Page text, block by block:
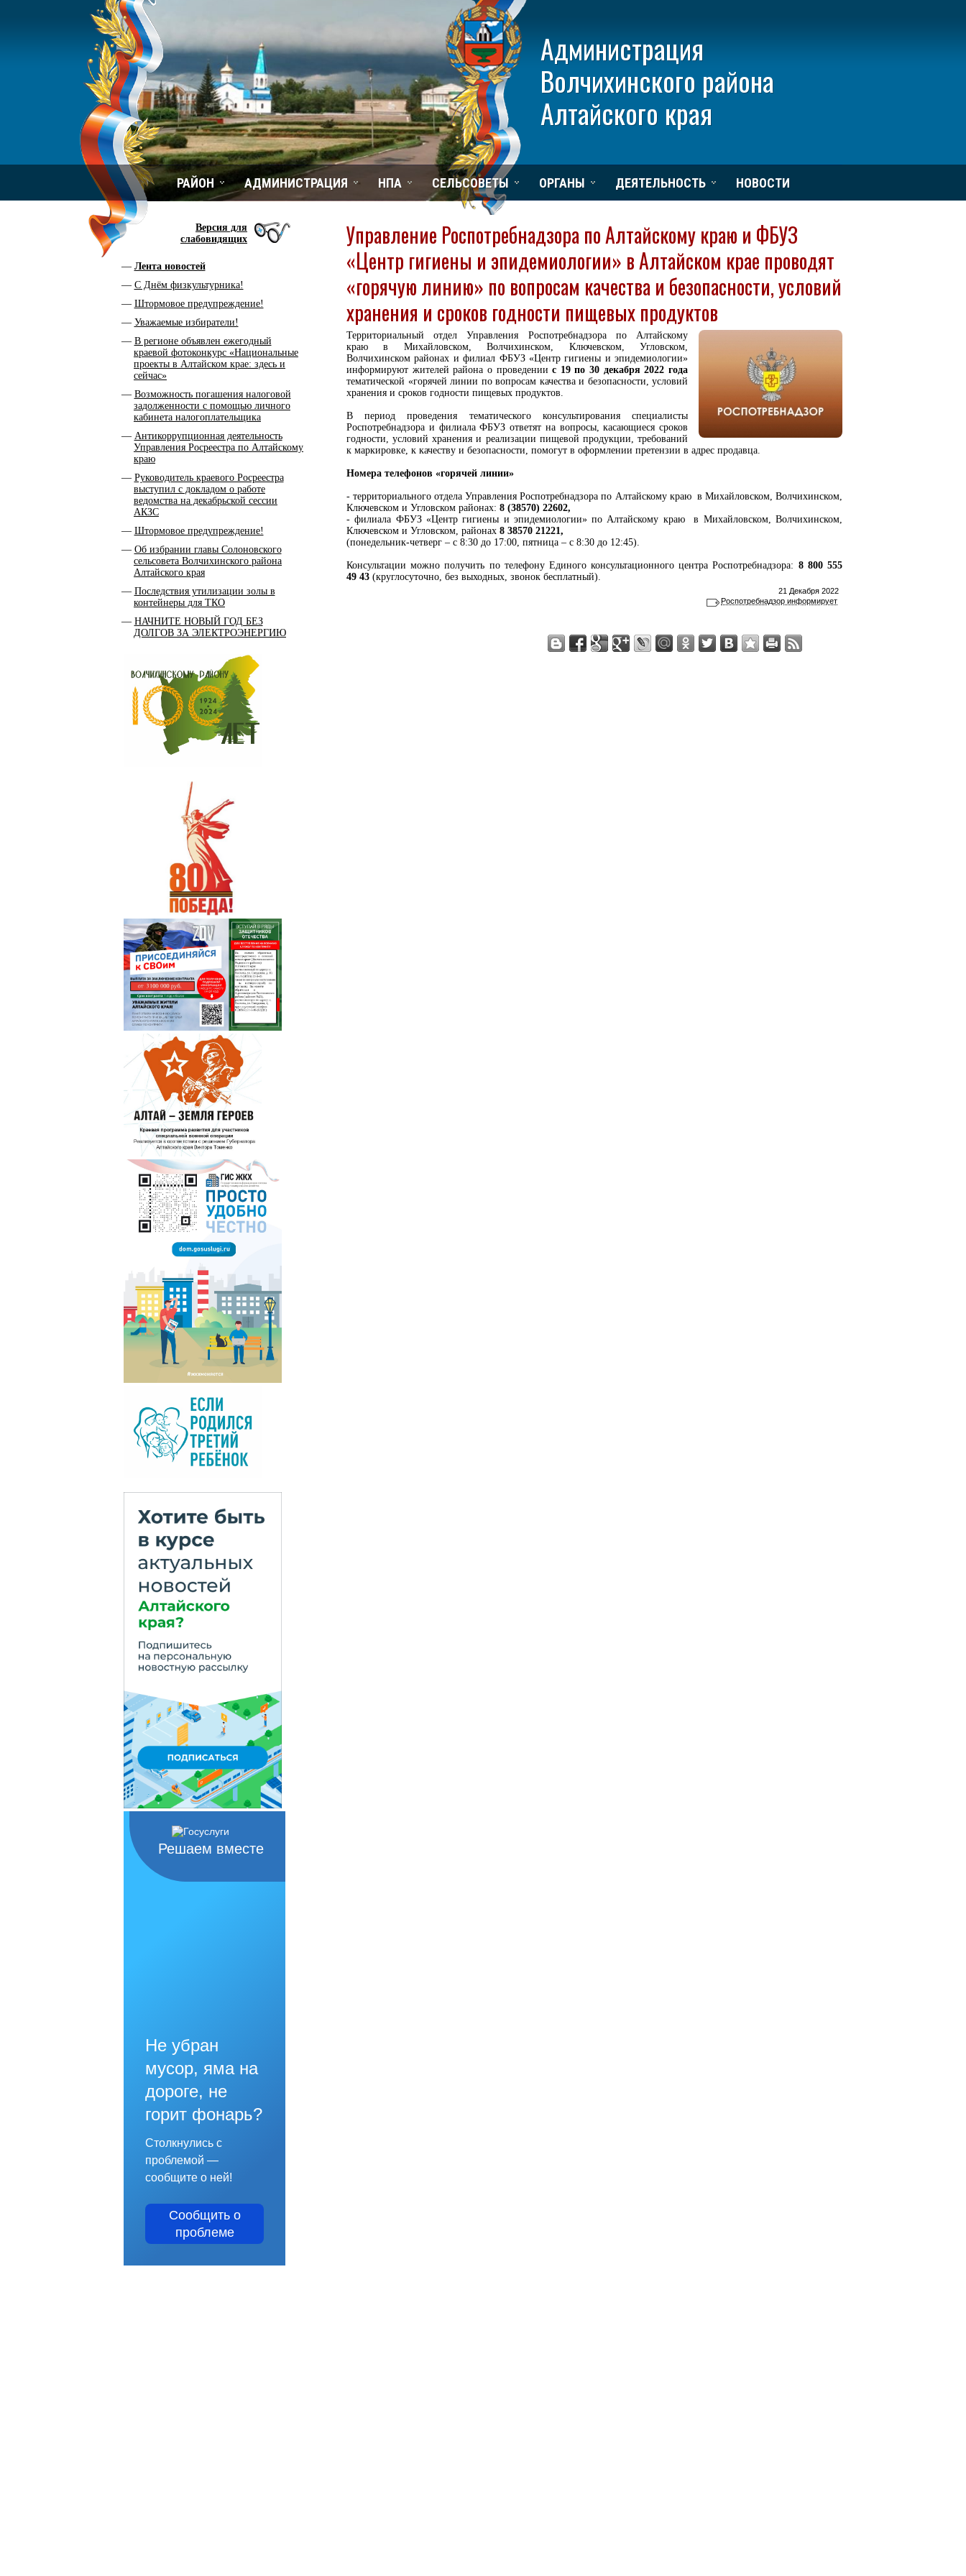
Администрация
Волчихинского района
Алтайского края
РАЙОН АДМИНИСТРАЦИЯ НПА СЕЛЬСОВЕТЫ ОРГАНЫ ДЕЯТЕЛЬНОСТЬ НОВОСТИ
Версия для
слабовидящих
Лента новостей
С Днём физкультурника!
Штормовое предупреждение!
Уважаемые избиратели!
В регионе объявлен ежегодный
краевой фотоконкурс «Национальные
проекты в Алтайском крае: здесь и
сейчас»
Возможность погашения налоговой
задолженности с помощью личного
кабинета налогоплательщика
Антикоррупционная деятельность
Управления Росреестра по Алтайскому
краю
Руководитель краевого Росреестра
выступил с докладом о работе
ведомства на декабрьской сессии
АКЗС
Штормовое предупреждение!
Об избрании главы Солоновского
сельсовета Волчихинского района
Алтайского края
Последствия утилизации золы в
контейнеры для ТКО
НАЧНИТЕ НОВЫЙ ГОД БЕЗ
ДОЛГОВ ЗА ЭЛЕКТРОЭНЕРГИЮ
Решаем вместе
Не убран
мусор, яма на
дороге, не
горит фонарь?
Столкнулись с
проблемой —
сообщите о ней!
Сообщить о
проблеме
Управление Роспотребнадзора по Алтайскому краю и ФБУЗ
«Центр гигиены и эпидемиологии» в Алтайском крае проводят
«горячую линию» по вопросам качества и безопасности, условий
хранения и сроков годности пищевых продуктов
Территориальный отдел Управления Роспотребнадзора по Алтайскому
краю в Михайловском, Волчихинском, Ключевском, Угловском,
Волчихинском районах и филиал ФБУЗ «Центр гигиены и эпидемиологии»
информируют жителей района о проведениис 19 по 30 декабря 2022 года
тематической «горячей линии по вопросам качества и безопасности, условий
хранения и сроков годности пищевых продуктов.
В период проведения тематического консультирования специалисты
Роспотребнадзора и филиала ФБУЗ ответят на вопросы, касающиеся сроков
годности, условий хранения и реализации пищевой продукции, требований
к маркировке, к качеству и безопасности, помогут в оформлении претензии в адрес продавца.
Номера телефонов «горячей линии»
- территориального отдела Управления Роспотребнадзора по Алтайскому краю в Михайловском, Волчихинском,
Ключевском и Угловском районах: 8 (38570) 22602,
- филиала ФБУЗ «Центр гигиены и эпидемиологии» по Алтайскому краю в Михайловском, Волчихинском,
Ключевском и Угловском, районах 8 38570 21221,
(понедельник-четверг – с 8:30 до 17:00, пятница – с 8:30 до 12:45).
Консультации можно получить по телефону Единого консультационного центра Роспотребнадзора: 8 800 555
49 43 (круглосуточно, без выходных, звонок бесплатный).
21 Декабря 2022
Роспотребнадзор информирует